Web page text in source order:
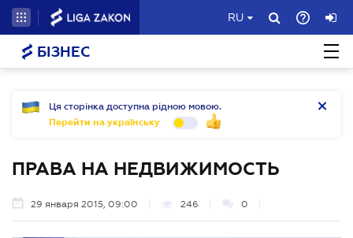
RU
БІЗНЕС
Ця сторінка доступна рідною мовою.
Перейти на українську
ПРАВА НА НЕДВИЖИМОСТЬ
29 января 2015, 09:00 246 0